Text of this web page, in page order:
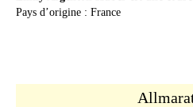
Pays d’origine : France